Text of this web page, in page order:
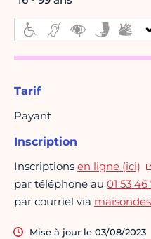
Tarif
Payant
Inscription
Inscriptions en ligne (ici)
par téléphone au 01 53 46
par courriel via
Mise à jour le 03/08/2023